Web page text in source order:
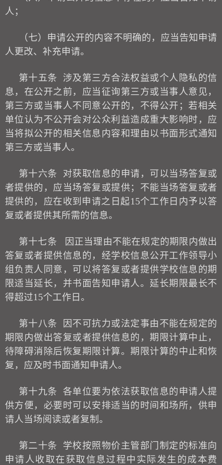
人；
（七）申请公开的内容不明确的，应当告知申请
人更改、补充申请。
第十五条
涉及第三方合法权益或个人隐私的信
息，在公开之前，应当征询第三方或当事人意见，
第三方或当事人不同意公开的，不得公开；若相关
单位认为不公开会对公众利益造成重大影响时，应
当将拟公开的相关信息内容和理由以书面形式通知
第三方或当事人。
第十六条
对获取信息的申请，可以当场答复或
者提供的，应当场答复或提供；不能当场答复或者
提供的，应在收到申请之日起15个工作日内予以答
复或者提供其所需的信息。
第十七条
因正当理由不能在规定的期限内做出
答复或者提供信息的，经学校信息公开工作领导小
组负责人同意，可以将答复或者提供学校信息的期
限适当延长，并书面告知申请人。延长期限最长不
得超过15个工作日。
第十八条
因不可抗力或法定事由不能在规定的
期限内做出答复或者提供信息的，期限计算中止，
待障碍消除后恢复期限计算。期限计算的中止和恢
复，应及时书面通知申请人。
第十九条
各单位要为依法获取信息的申请人提
供方便，必要时可以安排适当的时间和场所，供申
请人当场阅读或者复制。
第二十条 学校按照物价主管部门制定的标准向
申请人收取在获取信息过程中实际发生的成本费